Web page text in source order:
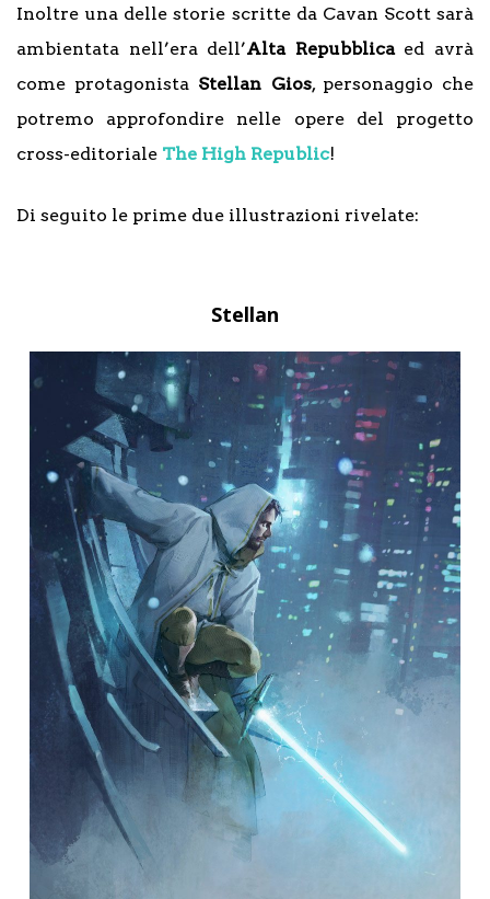
Inoltre una delle storie scritte da Cavan Scott sarà
ambientata nell’era dell’Alta Repubblicaed avrà
come protagonista Stellan Gios, personaggio che
potremo approfondire nelle opere del progetto
cross-editoriale The High Republic!
Di seguito le prime due illustrazioni rivelate:
Stellan